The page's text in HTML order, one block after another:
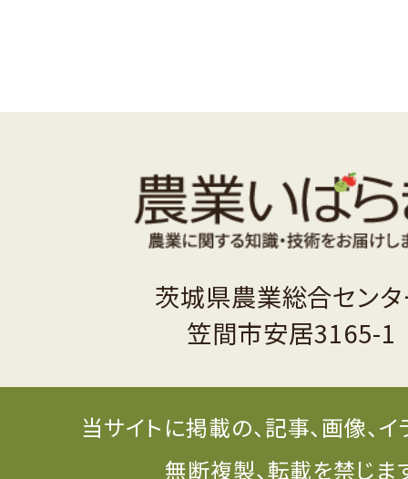
茨城県農業総合セン
笠間市安居3165-1
当サイトに掲載の、記事、画像、
無断複製、転載を禁じま